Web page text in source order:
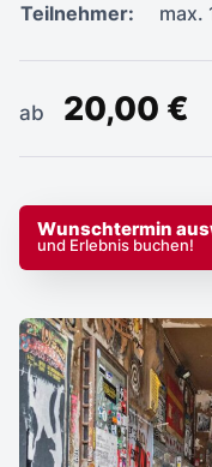
Teilnehmer:
max.
ab 20,00 €
Wunschtermin
und Erlebnis buchen!